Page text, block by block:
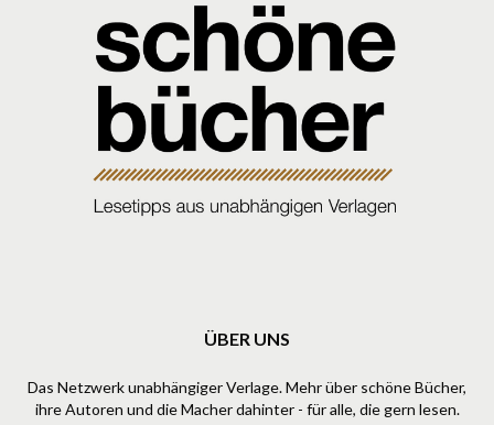
ÜBER UNS
Das Netzwerk unabhängiger Verlage. Mehr über schöne Bücher,
ihre Autoren und die Macher dahinter - für alle, die gern lesen.